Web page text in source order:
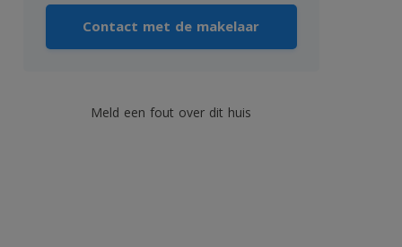
Contact met de makelaar
Meld een fout over dit huis